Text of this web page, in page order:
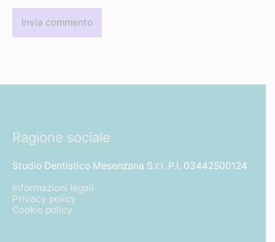
Ragione sociale
Studio Dentistico Mesenzana S.r.l. P.I. 03442500124
Informazioni legali
Privacy policy
Cookie policy